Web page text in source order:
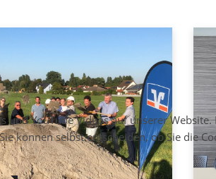
und YouTube Videos auf unserer
können selbst entscheiden, ob Sie die